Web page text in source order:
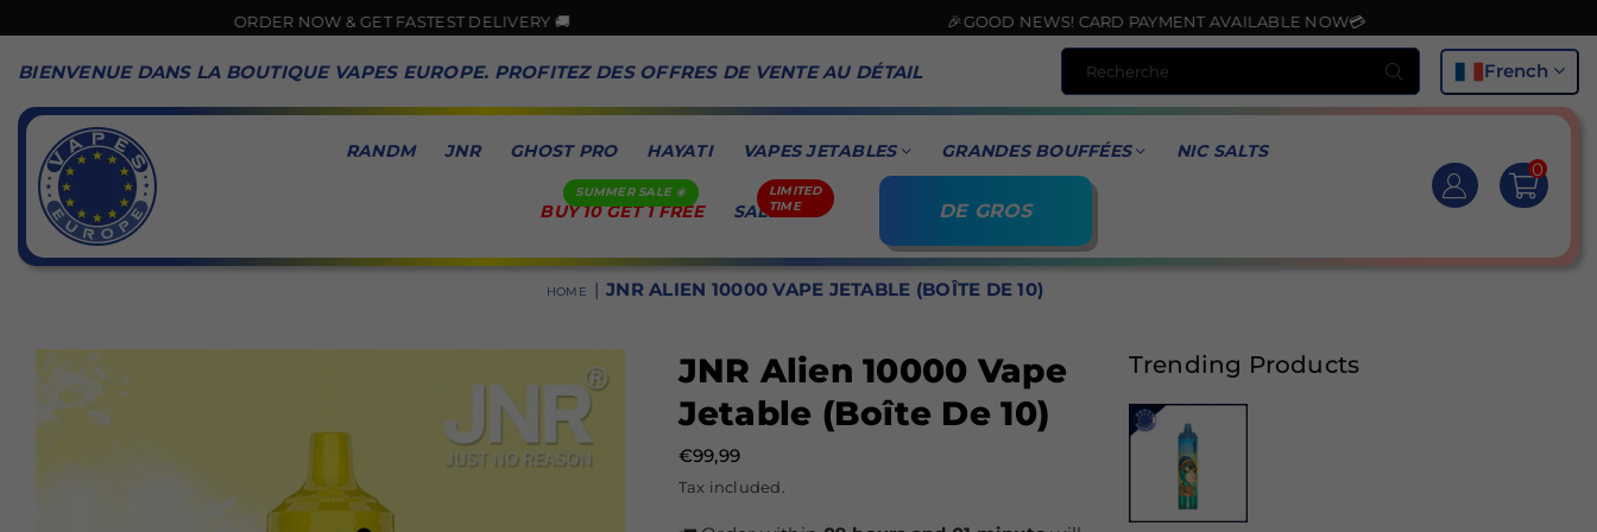
ORDER NOW & GET FASTEST DELIVERY 🚚 🎉GOOD NEWS! CARD PAYMENT AVAILABLE NOW💳
BIENVENUE DANS LA BOUTIQUE VAPES EUROPE. PROFITEZ DES OFFRES DE VENTE AU DÉTAIL RechercheFrench
VAPES
EUROPE
RANDM JNR GHOST PRO HAYATI VAPES JETABLES GRANDES BOUFFÉES NIC SALTS
BUY 10 GET 1 FREE SALE DE GROS
0
HOME | JNR ALIEN 10000 VAPE JETABLE (BOÎTE DE 10)
JNR Alien 10000 Vape
Jetable (Boîte De 10)
Prix
régulier
€99,99
Tax included.
Trending Products